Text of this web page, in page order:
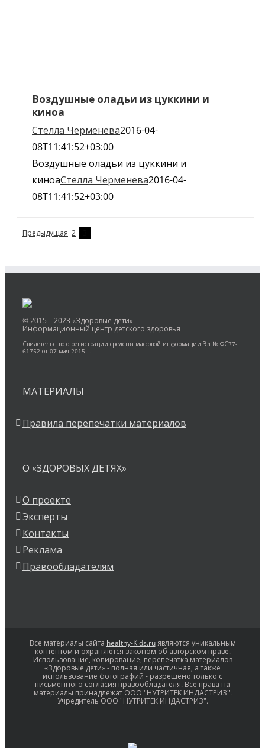
Воздушные оладьи из цуккини и
киноа
Стелла Черменева2016-04-
08T11:41:52+03:00
Воздушные оладьи из цуккини и
киноаСтелла Черменева2016-04-
08T11:41:52+03:00
Предыдущая 2
© 2015—2023 «Здоровые дети»
Информационный центр детского здоровья
Свидетельство о регистрации средства массовой информации Эл № ФС77-
61752 от 07 мая 2015 г.
МАТЕРИАЛЫ
Правила перепечатки материалов
О «ЗДОРОВЫХ ДЕТЯХ»
О проекте
Эксперты
Контакты
Реклама
Правообладателям
Все материалы сайта healthy-Kids.ruявляются уникальным
контентом и охраняются законом об авторском праве.
Использование, копирование, перепечатка материалов
«Здоровые дети» - полная или частичная, а также
использование фотографий - разрешено только с
письменного согласия правообладателя. Все права на
материалы принадлежат ООО "НУТРИТЕК ИНДАСТРИЗ".
Учредитель ООО "НУТРИТЕК ИНДАСТРИЗ".